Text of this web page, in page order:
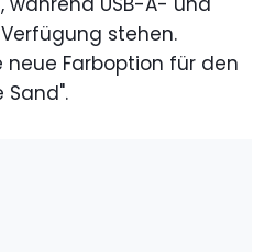
stehen.
Farboption für den
Sand".